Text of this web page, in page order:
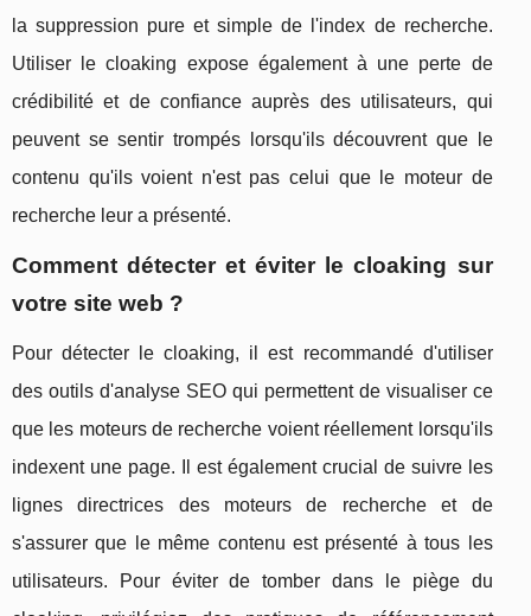
la suppression pure et simple de l'index de recherche.
Utiliser le cloaking expose également à une perte de
crédibilité et de confiance auprès des utilisateurs, qui
peuvent se sentir trompés lorsqu'ils découvrent que le
contenu qu'ils voient n'est pas celui que le moteur de
recherche leur a présenté.
Comment détecter et éviter le cloaking sur
votre site web ?
Pour détecter le cloaking, il est recommandé d'utiliser
des outils d'analyse SEO qui permettent de visualiser ce
que les moteurs de recherche voient réellement lorsqu'ils
indexent une page. Il est également crucial de suivre les
lignes directrices des moteurs de recherche et de
s'assurer que le même contenu est présenté à tous les
utilisateurs. Pour éviter de tomber dans le piège du